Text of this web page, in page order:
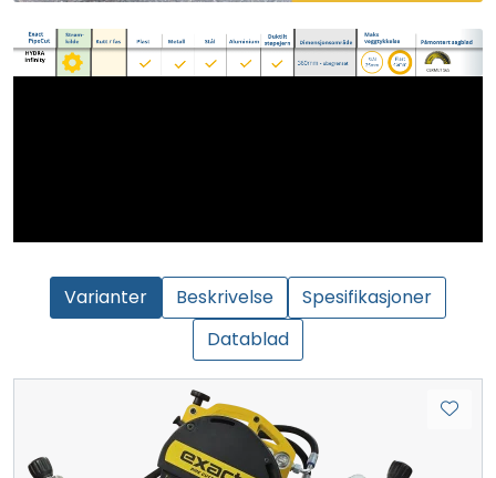
Varianter Beskrivelse
Spesifikasjoner
Datablad